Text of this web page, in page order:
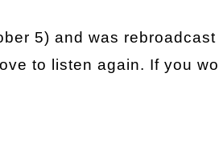
5) and was
to listen again. If you